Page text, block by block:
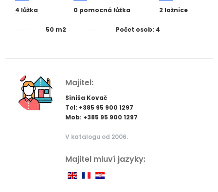
4 lůžka 0 pomocná lůžka 2 ložnice
50 m2 Počet osob: 4
Majitel:
Siniša Kovač
Tel: +385 95 900 1297
Mob: +385 95 900 1297
V katalogu od 2006.
Majitel mluví jazyky: